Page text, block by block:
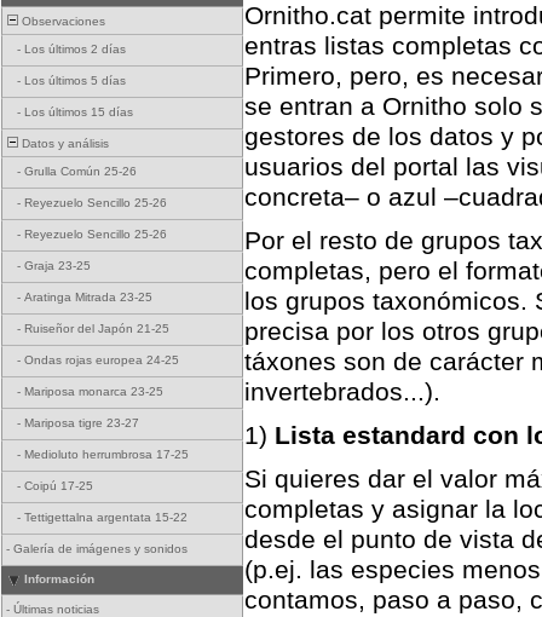
Observaciones
- Los últimos 2 días
- Los últimos 5 días
- Los últimos 15 días
Datos y análisis
- Grulla Común 25-26
- Reyezuelo Sencillo 25-26
- Reyezuelo Sencillo 25-26
- Graja 23-25
- Aratinga Mitrada 23-25
- Ruiseñor del Japón 21-25
- Ondas rojas europea 24-25
- Mariposa monarca 23-25
- Mariposa tigre 23-27
- Medioluto herrumbrosa 17-25
- Coipú 17-25
- Tettigettalna argentata 15-22
- Galería de imágenes y sonidos
Información
- Últimas noticias
Ornitho.cat permite
entras listas completas
Primero, pero, es
se entran a Ornitho solo
gestores de los datos y
usuarios del portal las
concreta– o azul
Por el resto de grupos
completas, pero el
los grupos taxonómicos.
precisa por los otros
táxones son de carácter
invertebrados...).
1) Lista estandard con
Si quieres dar el valor
completas y asignar la
desde el punto de vista
(p.ej. las especies
contamos, paso a paso,